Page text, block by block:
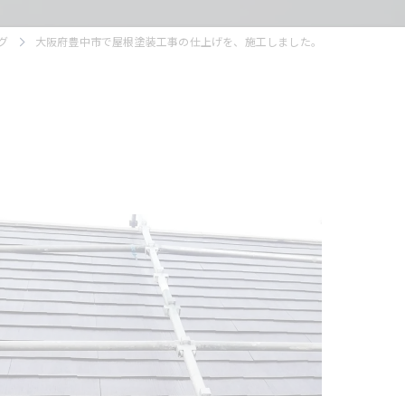
大阪府豊中市で屋根塗装工事の仕上げを、施工しました。